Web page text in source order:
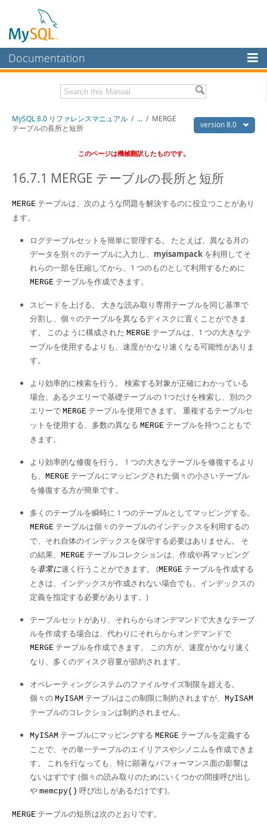
Documentation
MySQL Enterprise
Workbench
Connectors
More
Downloads
Developer Zone
Download this Manual version 8.0
MySQL 8.0 リファレンスマニュアル / ... / MERGE
テーブルの長所と短所
このページは機械翻訳したものです。
16.7.1 MERGE テーブルの長所と短所
MERGE テーブルは、次のような問題を解決するのに役立つことがあり
ます。
ログテーブルセットを簡単に管理する。 たとえば、異なる月の
データを別々のテーブルに入力し、 myisampack を利用してそ
れらの一部を圧縮してから、1 つのものとして利用するために
MERGE テーブルを作成できます。
スピードを上げる。 大きな読み取り専用テーブルを同じ基準で
分割し、個々のテーブルを異なるディスクに置くことができま
す。 このように構成された MERGE テーブルは、1 つの大きなテ
ーブルを使用するよりも、速度がかなり速くなる可能性がありま
す。
より効率的に検索を行う。 検索する対象が正確にわかっている
場合、あるクエリーで基礎テーブルの 1つだけを検索し、別のク
エリーで MERGE テーブルを使用できます。 重複するテーブルセ
ットを使用する、多数の異なる MERGE テーブルを持つこともで
きます。
より効率的な修復を行う。 1 つの大きなテーブルを修復するより
も、 MERGE テーブルにマッピングされた個々の小さいテーブル
を修復する方が簡単です。
多くのテーブルを瞬時に 1 つのテーブルとしてマッピングする。
MERGE テーブルは個々のテーブルのインデックスを利用するの
で、それ自体のインデックスを保守する必要はありません。 そ
の結果、 MERGE テーブルコレクションは、作成や再マッピング
を非常に速く行うことができます。 (MERGE テーブルを作成する
ときは、インデックスが作成されない場合でも、インデックスの
定義を指定する必要があります。)
テーブルセットがあり、それらからオンデマンドで大きなテーブ
ルを作成する場合は、代わりにそれらからオンデマンドで
MERGE テーブルを作成できます。 この方が、速度がかなり速く
なり、多くのディスク容量が節約されます。
オペレーティングシステムのファイルサイズ制限を超える。
個々の MyISAM テーブルはこの制限に制約されますが、 MyISAM
テーブルのコレクションは制約されません。
MyISAM テーブルにマッピングする MERGE テーブルを定義する
ことで、その単一テーブルのエイリアスやシノニムを作成できま
す。 これを行なっても、特に顕著なパフォーマンス面の影響は
ないはずです (個々の読み取りのためにいくつかの間接呼び出し
や memcpy() 呼び出しがあるだけです)。
MERGE テーブルの短所は次のとおりです。